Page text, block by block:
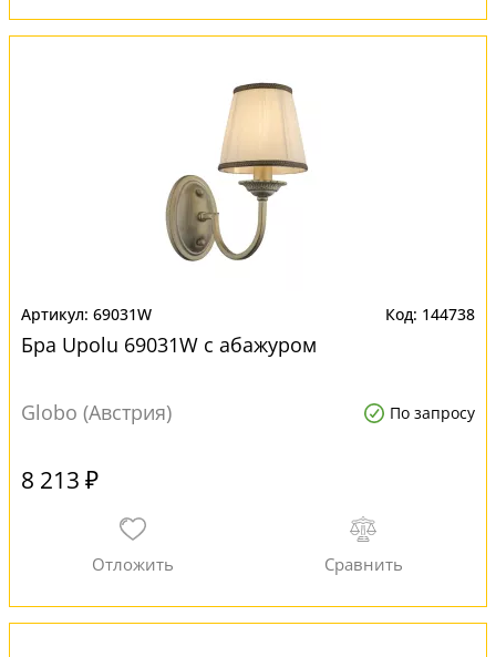
69031W 144738
Бра Upolu 69031W с абажуром
Globo (Австрия) По запросу
8 213 ₽